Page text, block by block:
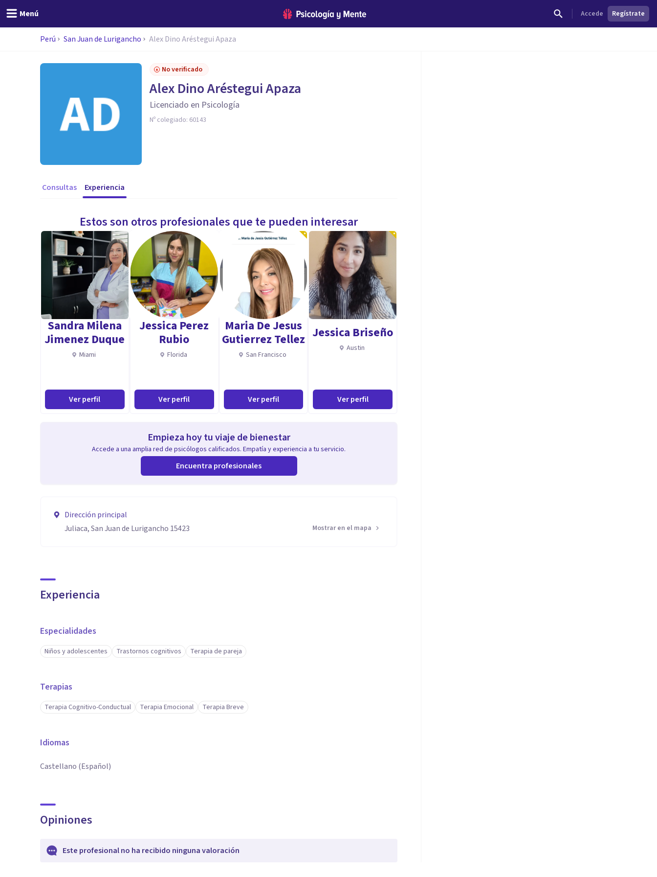
Menú Accede Regístrate
Perú San Juan de Lurigancho Alex Dino Aréstegui Apaza
No verificado
Alex Dino Aréstegui Apaza
Licenciado en Psicología
Nº colegiado: 60143
Consultas Experiencia
Estos son otros profesionales que te pueden interesar
Sandra Milena
Jimenez Duque
Miami
Ver perfil
Jessica Perez
Rubio
Florida
Ver perfil
Maria De Jesus
Gutierrez Tellez
San Francisco
Ver perfil
Jessica Briseño
Austin
Ver perfil
Empieza hoy tu viaje de bienestar
Accede a una amplia red de psicólogos calificados. Empatía y experiencia a tu servicio.
Encuentra profesionales
Dirección principal
Juliaca, San Juan de Lurigancho 15423
Mostrar en el mapa
Experiencia
Especialidades
Niños y adolescentes Trastornos cognitivos Terapia de pareja
Terapias
Terapia Cognitivo-Conductual Terapia Emocional Terapia Breve
Idiomas
Castellano (Español)
Opiniones
Este profesional no ha recibido ninguna valoración